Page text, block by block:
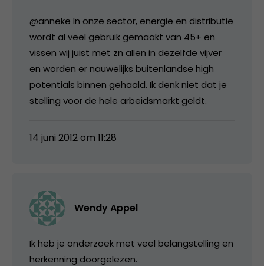
@anneke In onze sector, energie en distributie
wordt al veel gebruik gemaakt van 45+ en
vissen wij juist met zn allen in dezelfde vijver
en worden er nauwelijks buitenlandse high
potentials binnen gehaald. Ik denk niet dat je
stelling voor de hele arbeidsmarkt geldt.
14 juni 2012 om 11:28
Wendy Appel
Ik heb je onderzoek met veel belangstelling en
herkenning doorgelezen.